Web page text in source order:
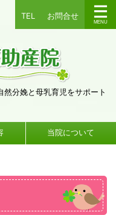
TEL お問合せ
分娩と母乳育児をサポート
当院について